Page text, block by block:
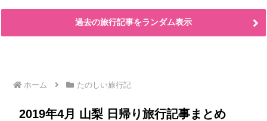
過去の旅行記事をランダム表示
ホーム たのしい旅行記
2019年4月 山梨 日帰り旅行記事まとめ